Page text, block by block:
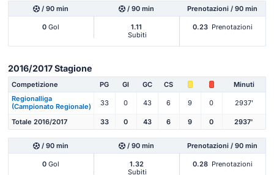
/ 90 min / 90 min Prenotazioni / 90 min
0 Gol
1.11
Subiti
0.23 Prenotazioni
2016/2017 Stagione
Competizione PG Gl GC CS
Minuti
Regionalliga
(Campionato Regionale)
33 0 43 6 9 0 2937'
Totale 2016/2017 33 0 43 6 9 0 2937'
/ 90 min / 90 min Prenotazioni / 90 min
0 Gol
1.32
Subiti
0.28 Prenotazioni